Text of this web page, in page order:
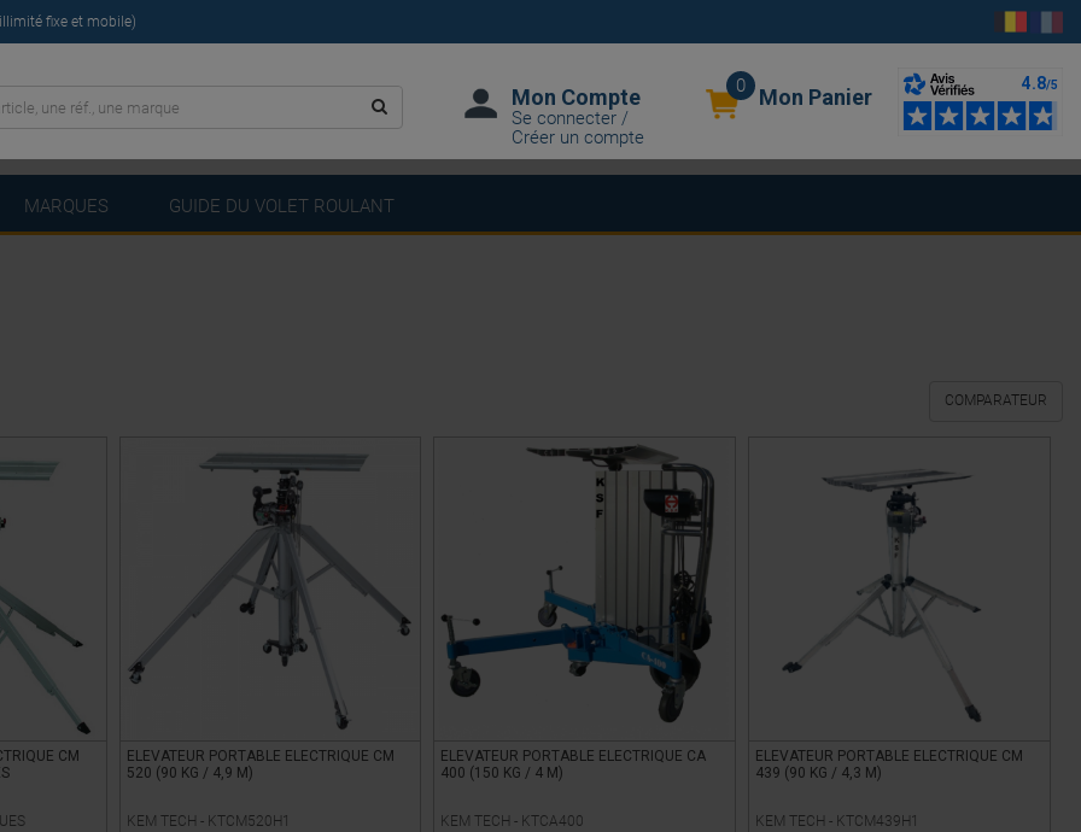
fixe et mobile)
Mon Compte
Se connecter /
Créer un compte
0 Mon Panier
MARQUES GUIDE DU VOLET ROULANT
COMPARATEUR
CM
ELEVATEUR PORTABLE ELECTRIQUE CM
520 (90 KG / 4,9 M)
KEM TECH - KTCM520H1
ELEVATEUR PORTABLE ELECTRIQUE CA
400 (150 KG / 4 M)
KEM TECH - KTCA400
ELEVATEUR PORTABLE ELECTRIQUE CM
439 (90 KG / 4,3 M)
KEM TECH - KTCM439H1